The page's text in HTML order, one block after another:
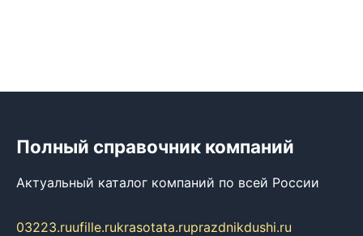
Полный справочник компаний
Актуальный каталог компаний по всей России
03223.ruufille.rukrasotata.ruprazdnikdushi.ru